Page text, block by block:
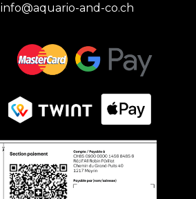
info@aquario-and-co.ch